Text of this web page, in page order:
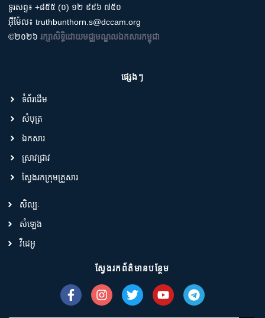
ទូរសព្ទ៖ +៨៥៥ (០) ១២ ៩៩៦ ៧៥០
អ៊ីម៉ែល៖ truthbunthorn.s@dccam.org
©២០២៦ រក្សាសិទ្ធិដោយមជ្ឈមណ្ឌលឯកសារកម្ពុជា
ផ្សេងៗ
ទំព័រដើម
សំបុត្រ
ឯកសារ
ស្រាវជ្រាវ
ស្វែងរកក្រុមគ្រួសារ
សិល្បៈ
សំឡេង
វីដេអូ
ស្វែងរកព័ត៌មានបន្ថែម